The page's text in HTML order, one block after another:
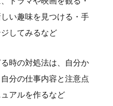
い趣味を見つける・手
してみるなど
時の対処法は、自分か
分の仕事内容と注意点
アルを作るなど